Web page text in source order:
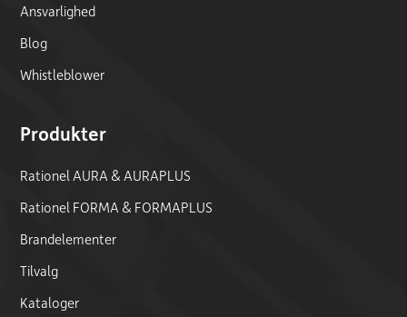
Ansvarlighed
Blog
Whistleblower
Produkter
Rationel AURA & AURAPLUS
Rationel FORMA & FORMAPLUS
Brandelementer
Tilvalg
Kataloger